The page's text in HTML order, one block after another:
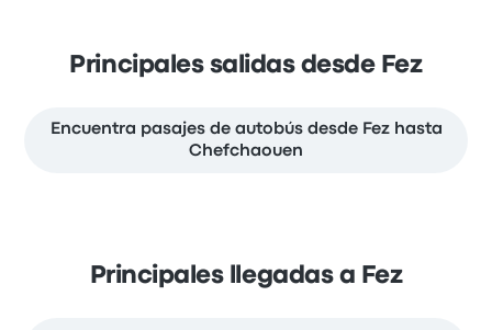
Principales salidas desde Fez
Encuentra pasajes de autobús desde Fez hasta
Chefchaouen
Principales llegadas a Fez